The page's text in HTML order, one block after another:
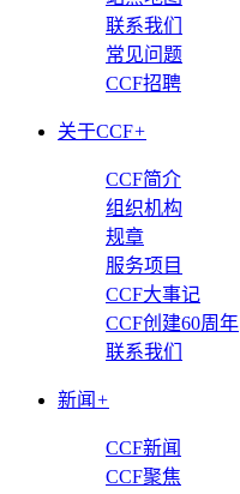
联系我们
常见问题
CCF招聘
关于CCF+
CCF简介
组织机构
规章
服务项目
CCF大事记
CCF创建60周年
联系我们
新闻 +
CCF新闻
CCF聚焦